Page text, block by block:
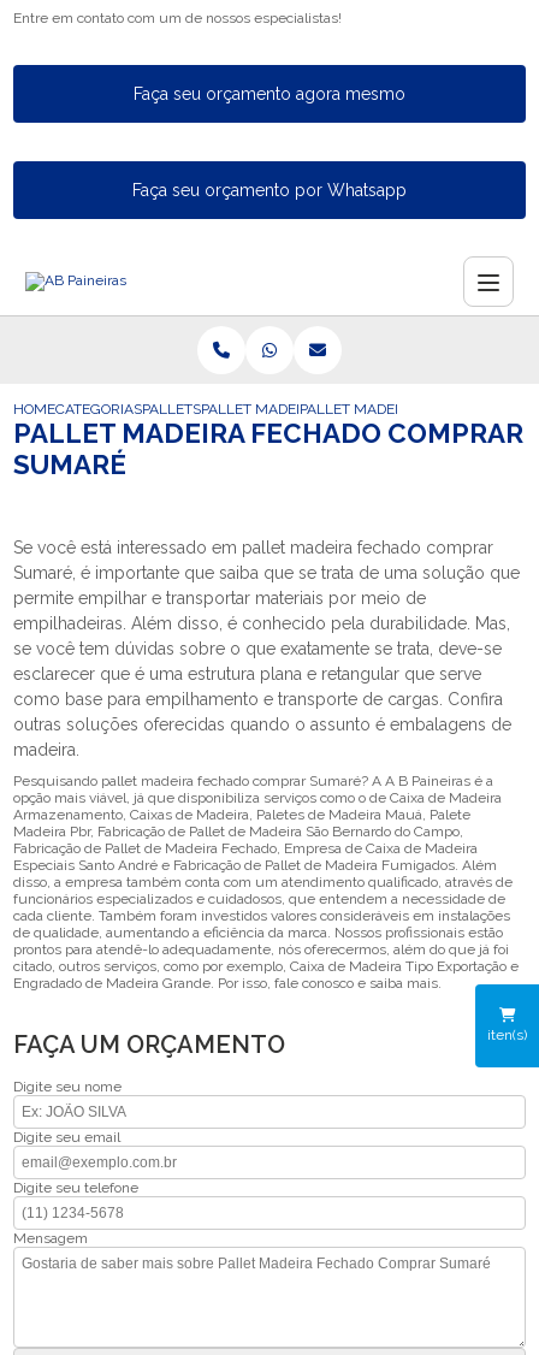
Entre em contato com um de nossos especialistas!
Faça seu orçamento agora mesmo
Faça seu orçamento por Whatsapp
iten(s)
HOMECATEGORIASPALLETSPALLET MADEIRAPALLET MADEIRA FECHADO
PALLET MADEIRA FECHADO COMPRAR
SUMARÉ
Se você está interessado em pallet madeira fechado comprar
Sumaré, é importante que saiba que se trata de uma solução que
permite empilhar e transportar materiais por meio de
empilhadeiras. Além disso, é conhecido pela durabilidade. Mas,
se você tem dúvidas sobre o que exatamente se trata, deve-se
esclarecer que é uma estrutura plana e retangular que serve
como base para empilhamento e transporte de cargas. Confira
outras soluções oferecidas quando o assunto é embalagens de
madeira.
Pesquisando pallet madeira fechado comprar Sumaré? A A B Paineiras é a
opção mais viável, já que disponibiliza serviços como o de Caixa de Madeira
Armazenamento, Caixas de Madeira, Paletes de Madeira Mauá, Palete
Madeira Pbr, Fabricação de Pallet de Madeira São Bernardo do Campo,
Fabricação de Pallet de Madeira Fechado, Empresa de Caixa de Madeira
Especiais Santo André e Fabricação de Pallet de Madeira Fumigados. Além
disso, a empresa também conta com um atendimento qualificado, através de
funcionários especializados e cuidadosos, que entendem a necessidade de
cada cliente. Também foram investidos valores consideráveis em instalações
de qualidade, aumentando a eficiência da marca. Nossos profissionais estão
prontos para atendê-lo adequadamente, nós oferecermos, além do que já foi
citado, outros serviços, como por exemplo, Caixa de Madeira Tipo Exportação e
Engradado de Madeira Grande. Por isso, fale conosco e saiba mais.
FAÇA UM ORÇAMENTO
Digite seu nome
Digite seu email
Digite seu telefone
Mensagem